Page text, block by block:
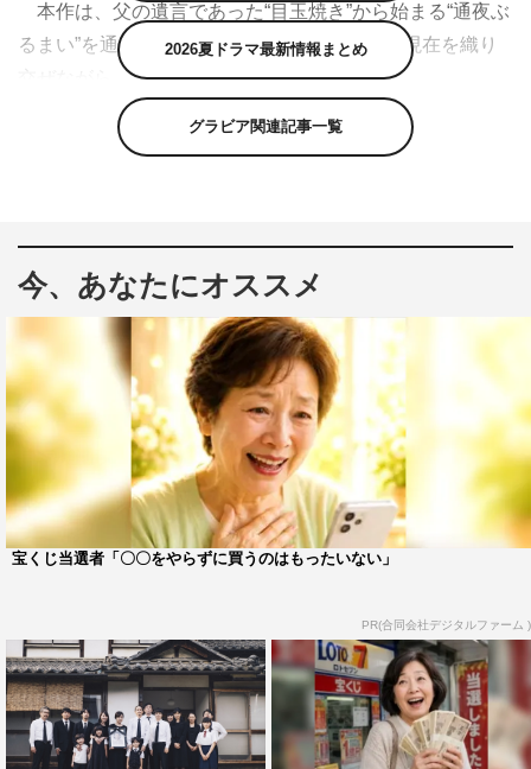
本作は、父の遺言であった“目玉焼き”から始まる“通夜ぶ
るまい”を通じて＜家族になる瞬間＞を過去と現在を織り
交ぜながら、丁寧に描いていく感動作。
主人公・麟太郎役を演じるのは染谷将太。その姉・美也
子役に戸田恵梨香。兄シュン役に窪塚洋介。さらに母・ア
ョンで射止めた楽駆がシュンの少年時代を演じる。監督は
「サザンオールスターズ」のドキュメンタリー映画をはじ
め、ＣＭやミュージックビデオ、短編映画などを手掛けた
常盤司郎監督。構想7年、渾身のオリジナル脚本の本作が
長編映画デビュー作となる。
染谷は「家族を語る物語で、ここまで説教くさくないも
のに初めて出会った。台本を読んだときに、優しく背中を
押してくれるような気持ちになった」と出演理由を明かし
と連絡を頂き、うれしかった。最初は自主映画になるもの
だと思っていたので、皆さまとご一緒に作り上げることに
なってうれしい限りです」と完成までの紆余曲折を振り返
った。
2026夏ドラマ最新情報まとめ
グラビア関連記事一覧
今、あなたにオススメ
宝くじ当選者「〇〇をやらずに買うのはもったいない」
PR(合同会社デジタルファーム )